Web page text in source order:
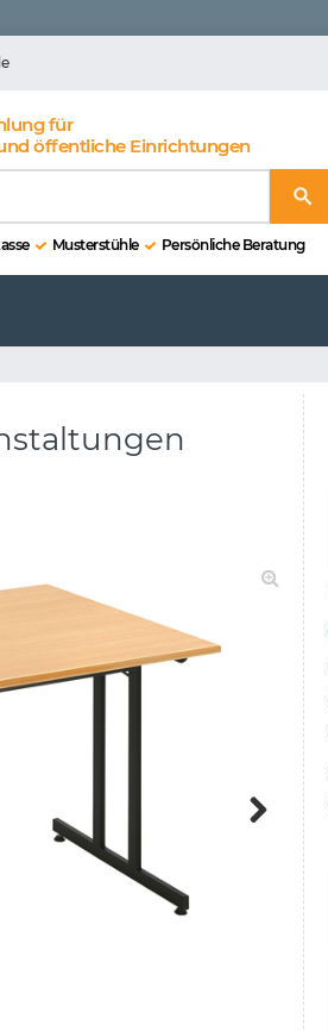
für
öffentliche Einrichtungen
Musterstühle Persönliche Beratung